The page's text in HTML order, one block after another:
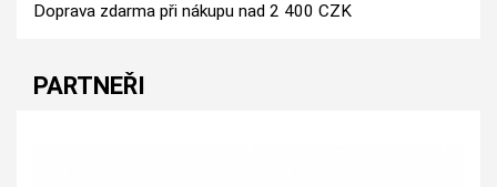
Doprava zdarma při nákupu nad 2 400 CZK
PARTNEŘI